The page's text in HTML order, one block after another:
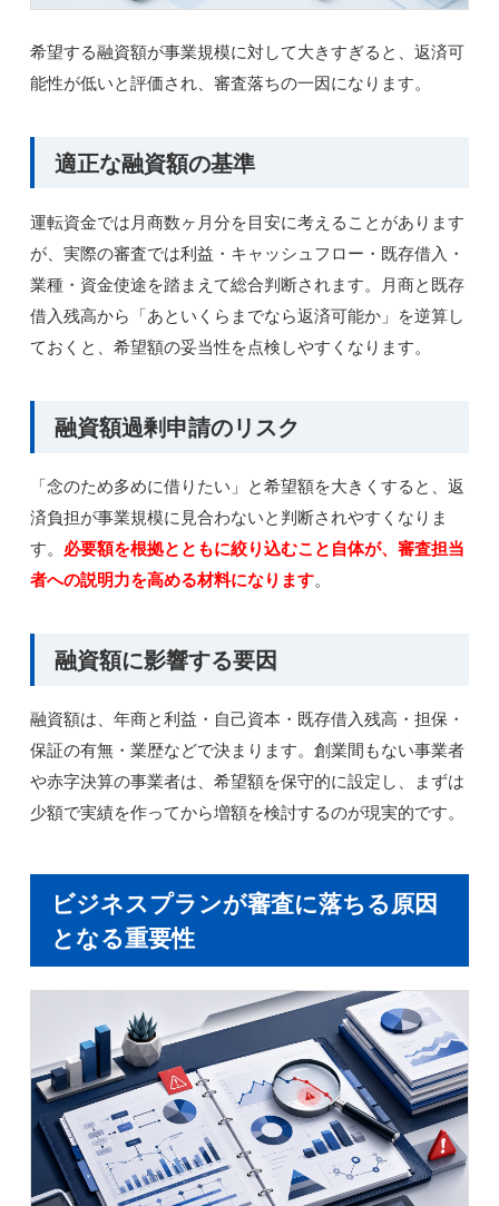
希望する融資額が事業規模に対して大きすぎると、返済可
能性が低いと評価され、審査落ちの一因になります。
適正な融資額の基準
運転資金では月商数ヶ月分を目安に考えることがあります
が、実際の審査では利益・キャッシュフロー・既存借入・
業種・資金使途を踏まえて総合判断されます。月商と既存
借入残高から「あといくらまでなら返済可能か」を逆算し
ておくと、希望額の妥当性を点検しやすくなります。
融資額過剰申請のリスク
「念のため多めに借りたい」と希望額を大きくすると、返
済負担が事業規模に見合わないと判断されやすくなりま
す。 必要額を根拠とともに絞り込むこと自体が、審査担当
者への説明力を高める材料になります。
融資額に影響する要因
融資額は、年商と利益・自己資本・既存借入残高・担保・
保証の有無・業歴などで決まります。創業間もない事業者
や赤字決算の事業者は、希望額を保守的に設定し、まずは
少額で実績を作ってから増額を検討するのが現実的です。
ビジネスプランが審査に落ちる原因
となる重要性